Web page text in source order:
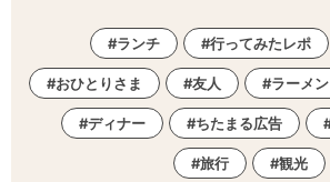
ランチ 行ってみたレポ
おひとりさま 友人 ラーメン
ディナー ちたまる広告
旅行 観光